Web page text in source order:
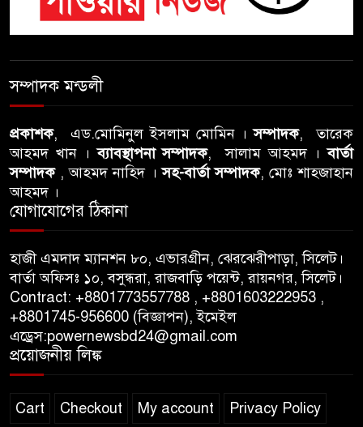
ইঙ্গিত !
৭
আবু তালহা চৌধুরী দ্বিতীয় বারের
মত টাওয়ার হ‍্যামলেটস কাউন্সিলের
কাউন্সিলার নির্বাচিত
৮
প্রেসক্লাবে বিশ্ব মুক্ত গণমাধ্যম
দিবসে সমালোচনা
৯
সিলেটে ব্যাডমিন্টন তারকাদের
সংবর্ধনা, সাফল্যের আড়ালে উঠে
১০
সম্পাদক মন্ডলী
প্রকাশক, এড.মোমিনুল ইসলাম মোমিন ।সম্পাদক, তারেক
আহমদ খান ।ব্যাবস্থাপনা সম্পাদক, সালাম আহমদ ।বার্তা
সম্পাদক, আহমদ নাহিদ ।সহ-বার্তা সম্পাদক, মোঃ শাহজাহান
আহমদ ।
যোগাযোগের ঠিকানা
হাজী এমদাদ ম্যানশন ৮০, এভারগ্রীন, ঝেরঝেরীপাড়া, সিলেট।
বার্তা অফিসঃ ১০, বসুন্ধরা, রাজবাড়ি পয়েন্ট, রায়নগর, সিলেট।
Contract: +8801773557788 , +8801603222953 ,
+8801745-956600 (বিজ্ঞাপন), ইমেইল
এড্রেস:powernewsbd24@gmail.com
প্রয়োজনীয় লিঙ্ক
Cart Checkout My account Privacy Policy